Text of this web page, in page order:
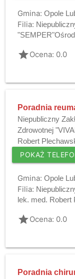
Gmina: Opole
Filia:
gradeOcena: 0.0
Poradnia
Niepubliczny
Zdrowotnej
Robert
POKAŻ
Gmina: Opole
Filia:
lek. med. Robert
gradeOcena: 0.0
Poradnia